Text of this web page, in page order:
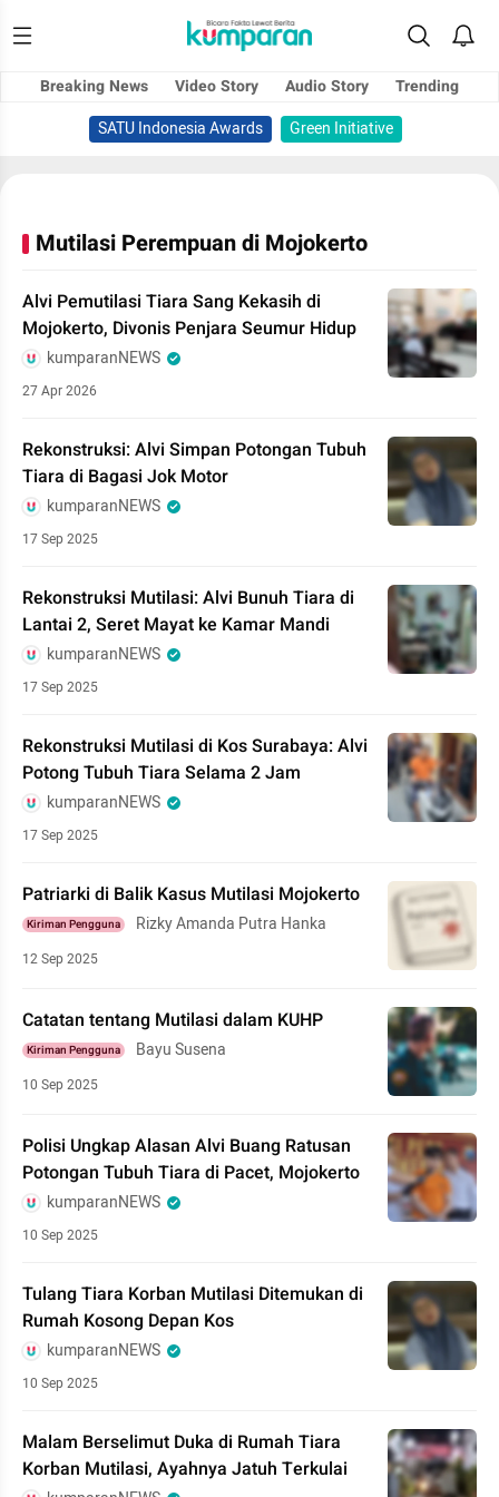
Breaking News Video Story Audio Story
Trending
SATU Indonesia Awards
Green Initiative
Mutilasi Perempuan di Mojokerto
Alvi Pemutilasi Tiara Sang Kekasih di
Mojokerto, Divonis Penjara Seumur Hidup
kumparanNEWS
27 Apr 2026
Rekonstruksi: Alvi Simpan Potongan Tubuh
Tiara di Bagasi Jok Motor
kumparanNEWS
17 Sep 2025
Rekonstruksi Mutilasi: Alvi Bunuh Tiara di
Lantai 2, Seret Mayat ke Kamar Mandi
kumparanNEWS
17 Sep 2025
Rekonstruksi Mutilasi di Kos Surabaya: Alvi
Potong Tubuh Tiara Selama 2 Jam
kumparanNEWS
17 Sep 2025
Patriarki di Balik Kasus Mutilasi Mojokerto
Kiriman Pengguna Rizky Amanda Putra Hanka
12 Sep 2025
Catatan tentang Mutilasi dalam KUHP
Kiriman Pengguna Bayu Susena
10 Sep 2025
Polisi Ungkap Alasan Alvi Buang Ratusan
Potongan Tubuh Tiara di Pacet, Mojokerto
kumparanNEWS
10 Sep 2025
Tulang Tiara Korban Mutilasi Ditemukan di
Rumah Kosong Depan Kos
kumparanNEWS
10 Sep 2025
Malam Berselimut Duka di Rumah Tiara
Korban Mutilasi, Ayahnya Jatuh Terkulai